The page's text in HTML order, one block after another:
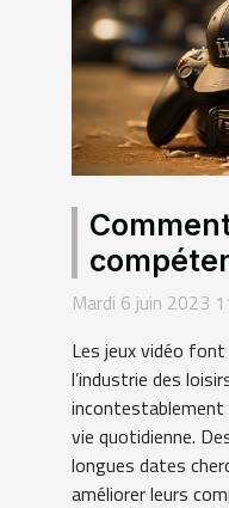
jeu
Mardi 6 juin 2023
Les jeux vidéo
l’industrie des
incontestablement
vie quotidienne.
longues dates
améliorer leurs